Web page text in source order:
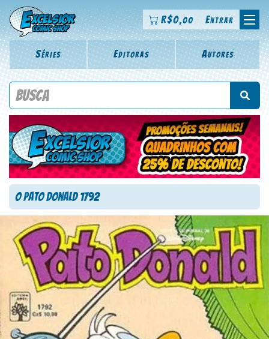
R$0,00 Entrar
Séries Editoras Autores
Procure por título da revista, personagem, série, escritor,
O Pato Donald 1792